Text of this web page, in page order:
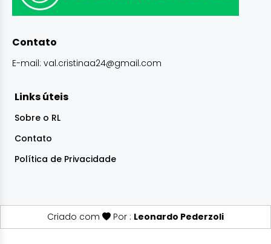
Contato
E-mail: val.cristinaa24@gmail.com
Links úteis
Sobre o RL
Contato
Política de Privacidade
Criado com Por : Leonardo Pederzoli